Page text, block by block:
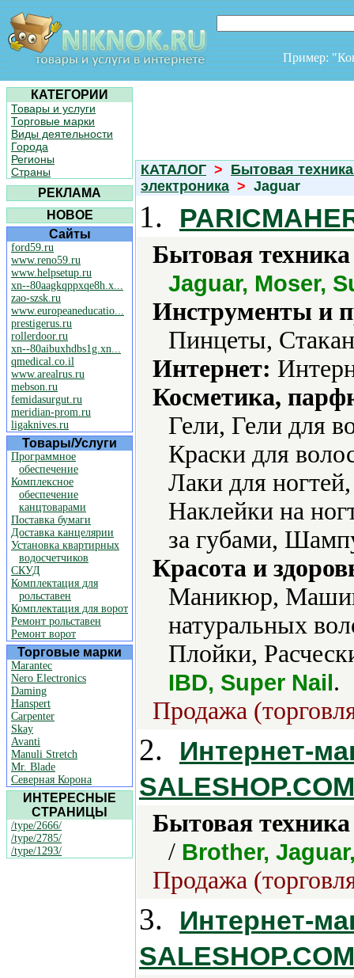
Пример:
КАТЕГОРИИ
Товары и услуги
Торговые марки
Виды деятельности
Города
Регионы
Страны
РЕКЛАМА
НОВОЕ
Сайты
ford59.ru
www.reno59.ru
www.helpsetup.ru
xn--80aagkqppxqe8h.x...
zao-szsk.ru
www.europeaneducatio...
prestigerus.ru
rollerdoor.ru
xn--80aibuxhdbs1g.xn...
qmedical.co.il
www.arealrus.ru
mebson.ru
femidasurgut.ru
meridian-prom.ru
ligaknives.ru
Товары/Услуги
Программное
обеспечение
Комплексное
обеспечение
канцтоварами
Поставка бумаги
Доставка канцелярии
Установка квартирных
водосчетчиков
СКУД
Комплектация для
рольставен
Комплектация для ворот
Ремонт рольставен
Ремонт ворот
Торговые марки
Marantec
Nero Electronics
Daming
Hanspert
Carpenter
Skay
Avanti
Manuli Stretch
Mr. Blade
Северная Корона
ИНТЕРЕСНЫЕ
СТРАНИЦЫ
/type/2666/
/type/2785/
/type/1293/
КАТАЛОГ > Бытовая
электроника > Jaguar
1.
Бытовая
Jaguar, Moser,
Инструменты и
Пинцеты,
Интернет:
Косметика,
Гели, Гели для
Краски для
Лаки для
Наклейки на
за губами,
Красота и
Маникюр,
натуральных
Плойки,
IBD, Super Nail.
Продажа
2.
Интернет-
Бытовая
/ Brother,
Продажа
3.
Интернет-